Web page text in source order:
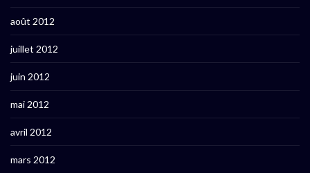
août 2012
juillet 2012
juin 2012
mai 2012
avril 2012
mars 2012